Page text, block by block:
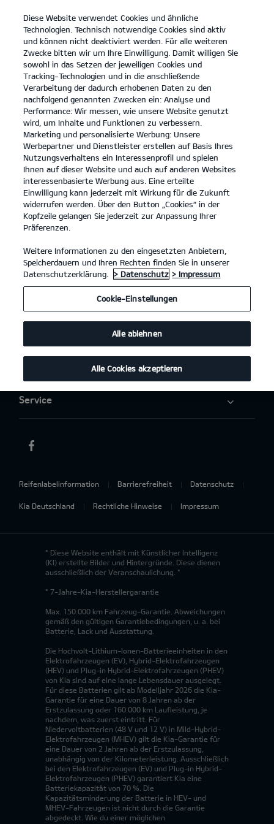
open
menu
KONTAKT
ANGEBOTSANFRAGE
Modelle
Business
Angebote
Elektromobilität
Aktuelles
Service
Reifenlabelinformation Barrierefreiheit Datenschutz
Kia Deutschland Rechtliche Hinweise Impressum
* Diese Website enthält mit Künstlicher Intelligenz
(KI) erstellte Bilder und Hintergründe. Diese dienen
ausschließlich der Veranschaulichung. *
* 7-Jahre-Kia-Herstellergarantie
Max. 150.000 km Fahrzeug-Garantie. Abweichungen
gemäß den gültigen Garantiebedingungen, u. a. bei
Batterie, Lack und Ausstattung.
Die Hochvolt-Lithium-Ionen-Batterieeinheiten in den
Elektrofahrzeugen (EV), Hybrid-Elektrofahrzeugen
(HEV) und Plug-in Hybrid-Elektrofahrzeugen (PHEV)
von Kia sind auf eine lange Lebensdauer ausgelegt.
Für diese Batterien gilt ab Modelljahr 2026 die Kia-
Garantie für eine Dauer von 8 Jahren ab der
Erstzulassung oder 160.000 km Laufleistung, je
nachdem, was zuerst eintritt. Für
Niedervoltbatterien (48 V und 12 V) in Mild-Hybrid-
Elektrofahrzeugen (MHEV) gilt die Kia-Garantie für
eine Dauer von 2 Jahren ab der Erstzulassung,
unabhängig von der Kilometerleistung. Ausschließlich
bei den Elektrofahrzeugen (EV) und Plug-in Hybrid-
Elektrofahrzeugen (PHEV) garantiert Kia eine
Batteriekapazität von 70 %. Die
Kapazitätsminderung der Batterie in HEV- und
MHEV-Fahrzeugen ist nicht durch die Garantie
abgedeckt. Wie du einer möglichen
Diese Website verwendet Cookies und ähnliche
Technologien. Technisch notwendige Cookies sind aktiv
und können nicht deaktiviert werden. Für alle weiteren
Zwecke bitten wir um Ihre Einwilligung. Damit willigen Sie
sowohl in das Setzen der jeweiligen Cookies und
Tracking-Technologien und in die anschließende
Verarbeitung der dadurch erhobenen Daten zu den
nachfolgend genannten Zwecken ein: Analyse und
Performance: Wir messen, wie unsere Website genutzt
wird, um Inhalte und Funktionen zu verbessern.
Marketing und personalisierte Werbung: Unsere
Werbepartner und Dienstleister erstellen auf Basis Ihres
Nutzungsverhaltens ein Interessenprofil und spielen
Ihnen auf dieser Website und auch auf anderen Websites
interessenbasierte Werbung aus. Eine erteilte
Einwilligung kann jederzeit mit Wirkung für die Zukunft
widerrufen werden. Über den Button „Cookies“ in der
Kopfzeile gelangen Sie jederzeit zur Anpassung Ihrer
Präferenzen.
Weitere Informationen zu den eingesetzten Anbietern,
Speicherdauern und Ihren Rechten finden Sie in unserer
Datenschutzerklärung.
> Datenschutz > Impressum
Cookie-Einstellungen
Alle ablehnen
Alle Cookies akzeptieren